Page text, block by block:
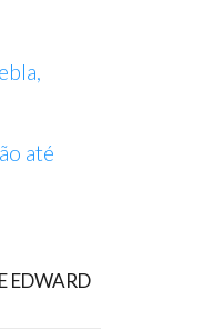
até
EDWARD